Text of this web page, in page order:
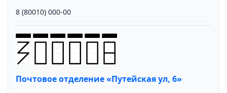
8 (80010) 000-00
Почтовое отделение «Путейская ул, 6»